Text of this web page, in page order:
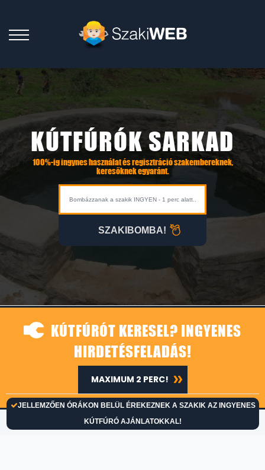
KÚTFÚRÓK SARKAD
100%-ig ingynes használat és regisztráció szakembereknek,
keresőknek egyaránt.
SZAKIBOMBA!
KÚTFÚRÓT KERESEL? INGYENES
HIRDETÉSFELADÁS!
JELLEMZŐEN ÓRÁKON BELÜL ÉREKEZNEK A SZAKIK AZ INGYENES
KÚTFÚRÓ AJÁNLATOKKAL!
MAXIMUM 2 PERC!